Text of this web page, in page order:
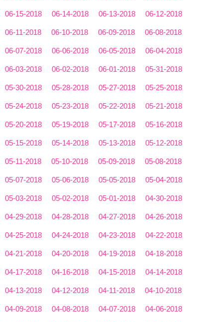
06-15-2018 06-14-2018 06-13-2018 06-12-2018
06-11-2018 06-10-2018 06-09-2018 06-08-2018
06-07-2018 06-06-2018 06-05-2018 06-04-2018
06-03-2018 06-02-2018 06-01-2018 05-31-2018
05-30-2018 05-28-2018 05-27-2018 05-25-2018
05-24-2018 05-23-2018 05-22-2018 05-21-2018
05-20-2018 05-19-2018 05-17-2018 05-16-2018
05-15-2018 05-14-2018 05-13-2018 05-12-2018
05-11-2018 05-10-2018 05-09-2018 05-08-2018
05-07-2018 05-06-2018 05-05-2018 05-04-2018
05-03-2018 05-02-2018 05-01-2018 04-30-2018
04-29-2018 04-28-2018 04-27-2018 04-26-2018
04-25-2018 04-24-2018 04-23-2018 04-22-2018
04-21-2018 04-20-2018 04-19-2018 04-18-2018
04-17-2018 04-16-2018 04-15-2018 04-14-2018
04-13-2018 04-12-2018 04-11-2018 04-10-2018
04-09-2018 04-08-2018 04-07-2018 04-06-2018